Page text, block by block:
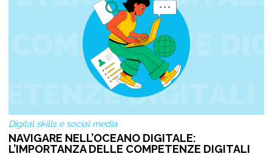
Digital skills e social media
NAVIGARE NELL’OCEANO DIGITALE:
L’IMPORTANZA DELLE COMPETENZE DIGITALI